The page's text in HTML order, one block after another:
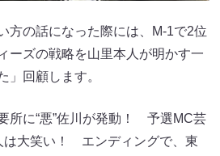
方の話になった際には、M-1で2位
ーズの戦略を山里本人が明かす一
」回顧します。
所に“悪”佐川が発動！ 予選MC芸
は大笑い！ エンディングで、東